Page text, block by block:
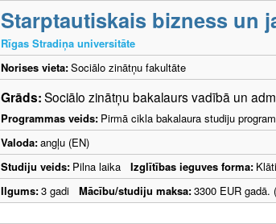
Starptautiskais bizness un
Rīgas Stradiņa universitāte
Norises vieta:Sociālo zinātņu fakultāte
Grāds:Sociālo zinātņu bakalaurs vadībā un
Programmas veids: Pirmā cikla bakalaura studiju
Valoda:angļu (EN)
Studiju veids: Pilna laika Izglītības ieguves forma:
Ilgums:3 gadi Mācību/studiju maksa:3300 EUR gadā.